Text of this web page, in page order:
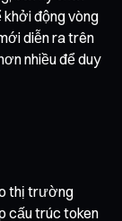
động vòng
diễn ra trên
nhiều để duy
thị trường
cấu trúc token